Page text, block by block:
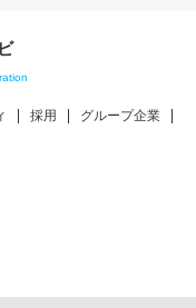
採用
グループ企業